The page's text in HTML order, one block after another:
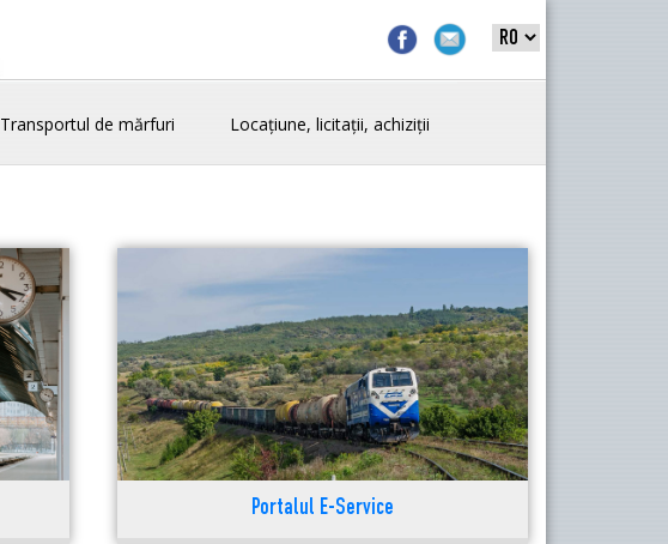
Transportul de mărfuri Locațiune, licitații, achiziții
Portalul E-Service